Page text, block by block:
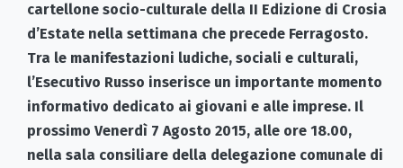
cartellone socio-culturale della II Edizione di Crosia
d’Estate nella settimana che precede Ferragosto.
Tra le manifestazioni ludiche, sociali e culturali,
l’Esecutivo Russo inserisce un importante momento
informativo dedicato ai giovani e alle imprese. Il
prossimo Venerdì 7 Agosto 2015, alle ore 18.00,
nella sala consiliare della delegazione comunale di